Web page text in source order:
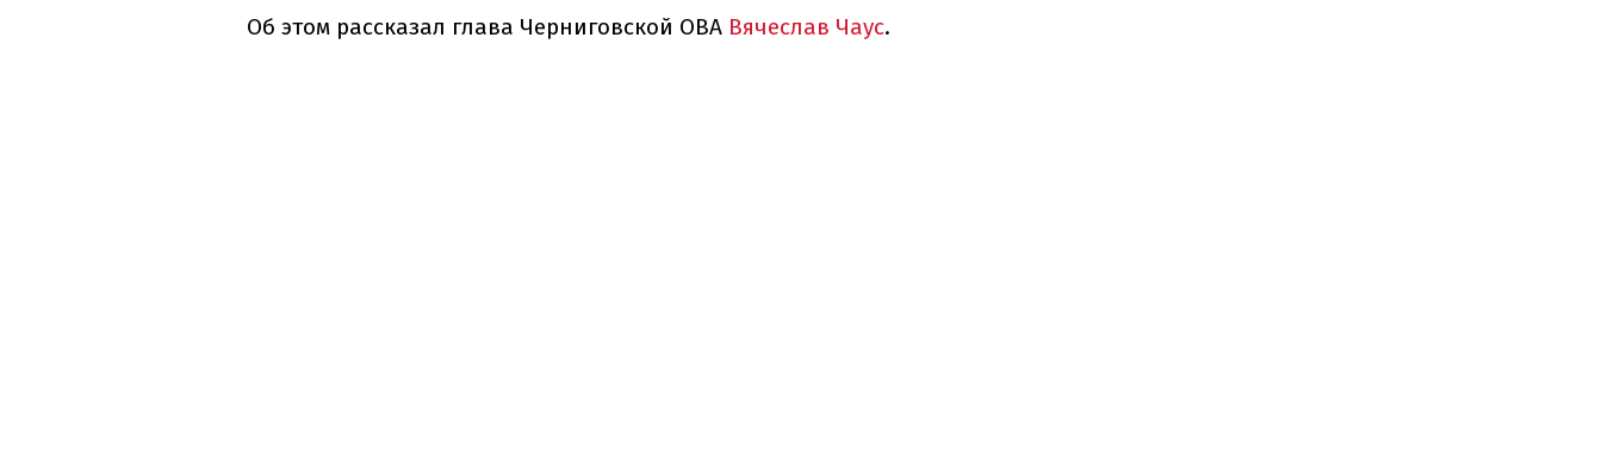
Об этом рассказал глава Черниговской ОВА Вячеслав Чаус.